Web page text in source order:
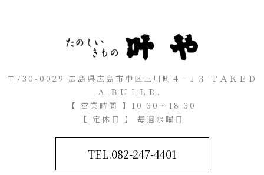
〒730-0029 広島県広島市中区三川町４−１３ ＴＡＫＥＤ
Ａ ＢＵＩＬＤ．
【 営業時間 】10:30～18:30
【 定休日 】 毎週水曜日
TEL.082-247-4401